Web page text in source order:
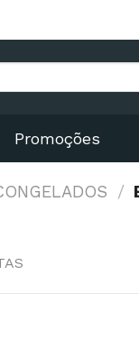
Promoções
/